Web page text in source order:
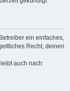
ein einfaches,
Recht, deinen
auch nach